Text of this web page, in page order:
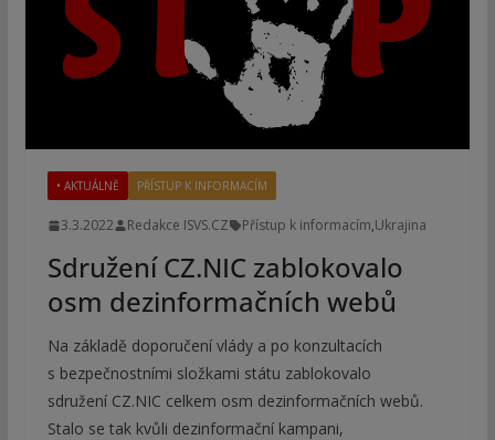
• AKTUÁLNĚ PŘÍSTUP K INFORMACÍM
3.3.2022 Redakce ISVS.CZ Přístup k informacím,Ukrajina
Sdružení CZ.NIC zablokovalo
osm dezinformačních webů
Na základě doporučení vlády a po konzultacích
s bezpečnostními složkami státu zablokovalo
sdružení CZ.NIC celkem osm dezinformačních webů.
Stalo se tak kvůli dezinformační kampani,